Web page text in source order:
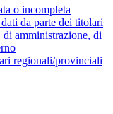
o incompleta
da parte dei titolari
amministrazione, di
regionali/provinciali